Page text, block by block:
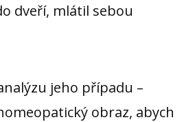
dveří, mlátil sebou
jeho případu –
obraz, abych